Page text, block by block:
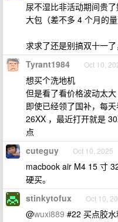
尿不湿比非活动期间贵
大包（差不多 4 个月的
求求了还是别搞双十一
Tyrant1984 Oct 10,
想买个洗地机
但是看了看价格波动太大
即使已经领了国补，每
26XX ，最近打开就是
点
cuteguy Oct 10, 2025
macbook air M4 15 寸
硬买。
stinkytofux Oct 10,
@wuxi889 #22 买点胶